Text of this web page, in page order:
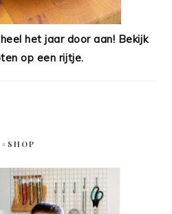
het jaar door aan! Bekijk
op een rijtje.
#SHOP